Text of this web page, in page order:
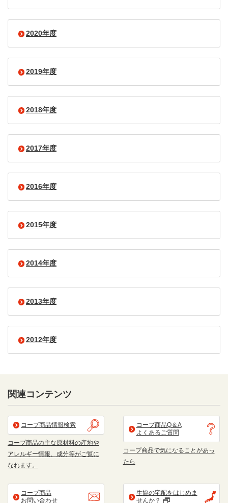
2020年度
2019年度
2018年度
2017年度
2016年度
2015年度
2014年度
2013年度
2012年度
関連コンテンツ
コープ商品情報検索
コープ商品の主な原材料の産地や
アレルギー情報、成分等がご覧に
なれます。
コープ商品Q＆A
よくあるご質問
コープ商品で気になることがあっ
たら
コープ商品
お問い合わせ
生協の宅配をはじめま
せんか？